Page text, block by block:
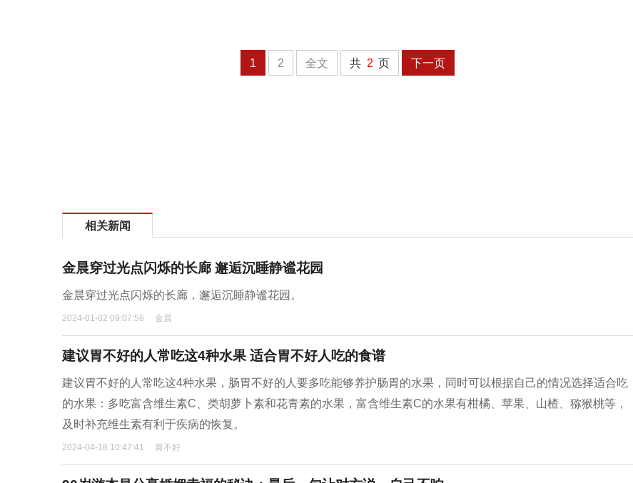
1 2 全文 共 2 页 下一页
相关新闻
金晨穿过光点闪烁的长廊 邂逅沉睡静谧花园
金晨穿过光点闪烁的长廊，邂逅沉睡静谧花园。
2024-01-02 09:07:56 金晨
建议胃不好的人常吃这4种水果 适合胃不好人吃的食谱
建议胃不好的人常吃这4种水果，肠胃不好的人要多吃能够养护肠胃的水果，同时可以根据自己的情况选择适合吃
的水果：多吃富含维生素C、类胡萝卜素和花青素的水果，富含维生素C的水果有柑橘、苹果、山楂、猕猴桃等，
及时补充维生素有利于疾病的恢复。
2024-04-18 10:47:41 胃不好